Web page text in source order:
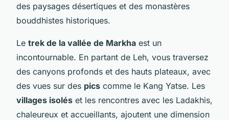
des paysages désertiques et des monastères
bouddhistes historiques.
Le trek de la vallée de Markha est un
incontournable. En partant de Leh, vous traversez
des canyons profonds et des hauts plateaux, avec
des vues sur des pics comme le Kang Yatse. Les
villages isolés et les rencontres avec les Ladakhis,
chaleureux et accueillants, ajoutent une dimension